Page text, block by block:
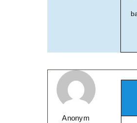
Anonym